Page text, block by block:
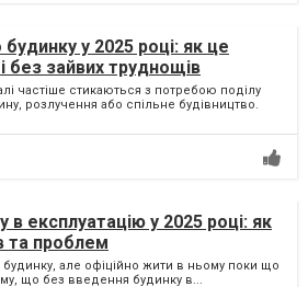
у 2025 році: як це
без зайвих труднощів
частіше стикаються з потребою поділу
розлучення або спільне будівництво.
в експлуатацію у 2025 році: як
та проблем
але офіційно жити в ньому поки що
що без введення будинку в...